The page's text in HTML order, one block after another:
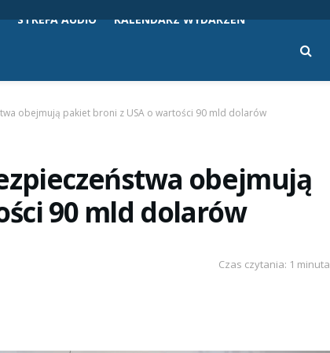
STREFA AUDIO KALENDARZ WYDARZEŃ
obejmują pakiet broni z USA o wartości 90 mld dolarów
obejmują
90 mld dolarów
Czas czytania: 1 minuta